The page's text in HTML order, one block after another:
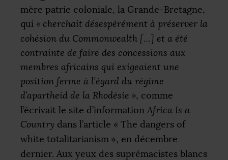
mère patrie coloniale, la Grande-Bretagne,
qui « cherchait désespérément à préserver la
cohésion du Commonwealth […] et a été
contrainte de faire des concessions aux
membres africains qui exigeaient une
position ferme à l’égard du régime
d’apartheid de la Rhodésie », comme
l’écrivait le site d’information Africa Is a
Country dans l’article « The dangers of
white totalitarianism », en décembre
dernier. Aux yeux des suprémacistes blancs